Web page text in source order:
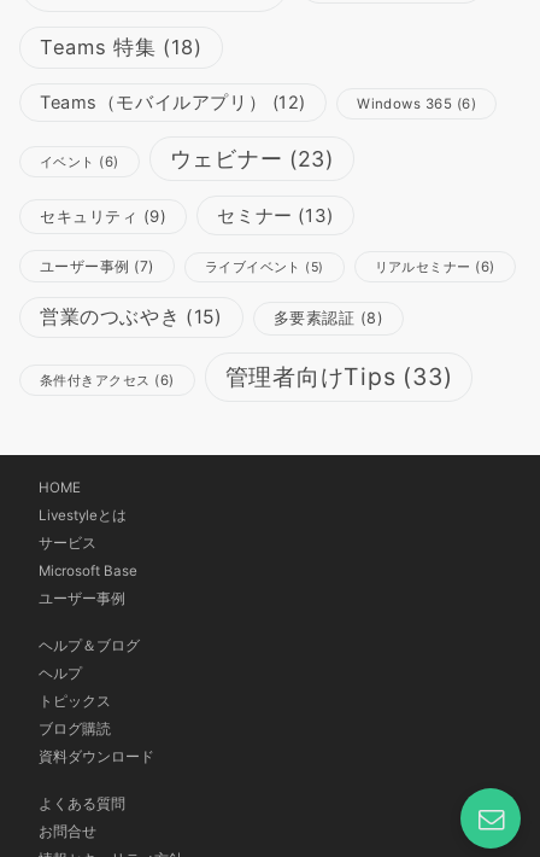
Teams 特集 (18)
Teams（モバイルアプリ） (12) Windows 365 (6)
イベント (6) ウェビナー (23)
セキュリティ (9) セミナー (13)
ユーザー事例 (7) ライブイベント (5) リアルセミナー (6)
営業のつぶやき (15) 多要素認証 (8)
条件付きアクセス (6) 管理者向けTips (33)
HOME
Livestyleとは
サービス
Microsoft Base
ユーザー事例
ヘルプ＆ブログ
ヘルプ
トピックス
ブログ購読
資料ダウンロード
よくある質問
お問合せ